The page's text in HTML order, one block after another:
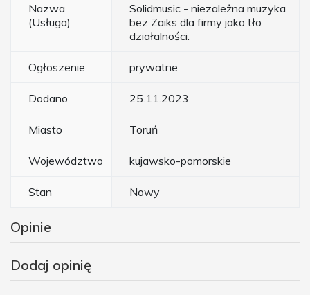
Nazwa
(Usługa)
Solidmusic - niezależna muzyka
bez Zaiks dla firmy jako tło
działalności.
Ogłoszenie prywatne
Dodano 25.11.2023
Miasto Toruń
Województwo kujawsko-pomorskie
Stan Nowy
Opinie
Dodaj opinię